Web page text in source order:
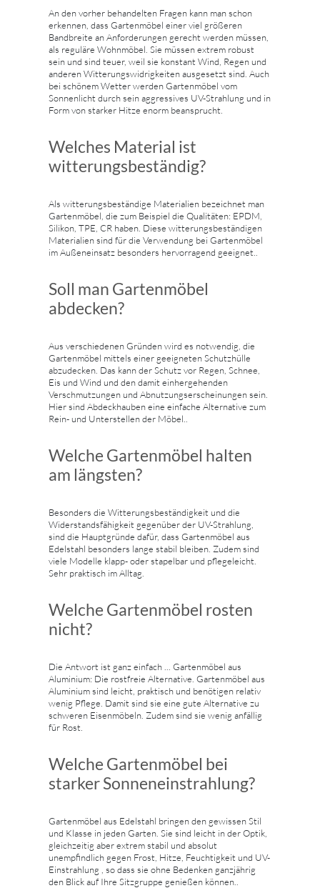
An den vorher behandelten Fragen kann man schon
erkennen, dass Gartenmöbel einer viel größeren
Bandbreite an Anforderungen gerecht werden müssen,
als reguläre Wohnmöbel. Sie müssen extrem robust
sein und sind teuer, weil sie konstant Wind, Regen und
anderen Witterungswidrigkeiten ausgesetzt sind. Auch
bei schönem Wetter werden Gartenmöbel vom
Sonnenlicht durch sein aggressives UV-Strahlung und in
Form von starker Hitze enorm beansprucht.
Welches Material ist
witterungsbeständig?
Als witterungsbeständige Materialien bezeichnet man
Gartenmöbel, die zum Beispiel die Qualitäten: EPDM,
Silikon, TPE, CR haben. Diese witterungsbeständigen
Materialien sind für die Verwendung bei Gartenmöbel
im Außeneinsatz besonders hervorragend geeignet..
Soll man Gartenmöbel
abdecken?
Aus verschiedenen Gründen wird es notwendig, die
Gartenmöbel mittels einer geeigneten Schutzhülle
abzudecken. Das kann der Schutz vor Regen, Schnee,
Eis und Wind und den damit einhergehenden
Verschmutzungen und Abnutzungserscheinungen sein.
Hier sind Abdeckhauben eine einfache Alternative zum
Rein- und Unterstellen der Möbel..
Welche Gartenmöbel halten
am längsten?
Besonders die Witterungsbeständigkeit und die
Widerstandsfähigkeit gegenüber der UV-Strahlung,
sind die Hauptgründe dafür, dass Gartenmöbel aus
Edelstahl besonders lange stabil bleiben. Zudem sind
viele Modelle klapp- oder stapelbar und pflegeleicht.
Sehr praktisch im Alltag.
Welche Gartenmöbel rosten
nicht?
Die Antwort ist ganz einfach ... Gartenmöbel aus
Aluminium: Die rostfreie Alternative. Gartenmöbel aus
Aluminium sind leicht, praktisch und benötigen relativ
wenig Pflege. Damit sind sie eine gute Alternative zu
schweren Eisenmöbeln. Zudem sind sie wenig anfällig
für Rost.
Welche Gartenmöbel bei
starker Sonneneinstrahlung?
Gartenmöbel aus Edelstahl bringen den gewissen Stil
und Klasse in jeden Garten. Sie sind leicht in der Optik,
gleichzeitig aber extrem stabil und absolut
unempfindlich gegen Frost, Hitze, Feuchtigkeit und UV-
Einstrahlung , so dass sie ohne Bedenken ganzjährig
den Blick auf Ihre Sitzgruppe genießen können..